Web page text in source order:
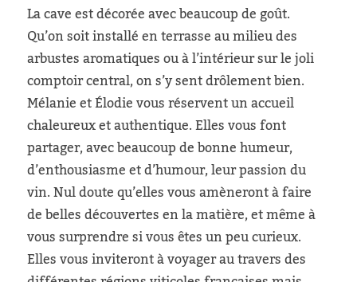
La cave est décorée avec beaucoup de goût.
Qu’on soit installé en terrasse au milieu des
arbustes aromatiques ou à l’intérieur sur le joli
comptoir central, on s’y sent drôlement bien.
Mélanie et Élodie vous réservent un accueil
chaleureux et authentique. Elles vous font
partager, avec beaucoup de bonne humeur,
d’enthousiasme et d’humour, leur passion du
vin. Nul doute qu’elles vous amèneront à faire
de belles découvertes en la matière, et même à
vous surprendre si vous êtes un peu curieux.
Elles vous inviteront à voyager au travers des